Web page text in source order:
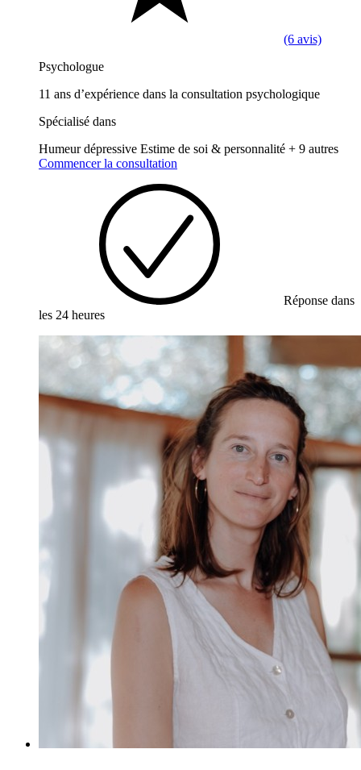
(6 avis)
Psychologue
11 ans d’expérience dans la consultation psychologique
Spécialisé dans
Humeur dépressive Estime de soi & personnalité + 9 autres
Commencer la consultation
Réponse dans
les 24 heures